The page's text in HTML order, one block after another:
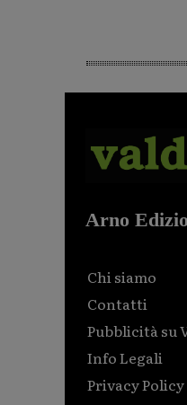
Arno
Chi siamo
Contatti
Pubblicità su
Info Legali
Privacy Policy